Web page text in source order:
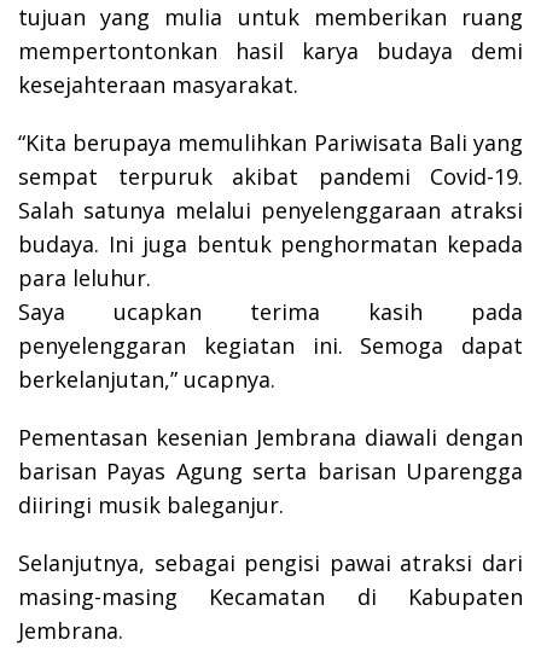
tujuan yang mulia untuk memberikan ruang
mempertontonkan hasil karya budaya demi
kesejahteraan masyarakat.
“Kita berupaya memulihkan Pariwisata Bali yang
sempat terpuruk akibat pandemi Covid-19.
Salah satunya melalui penyelenggaraan atraksi
budaya. Ini juga bentuk penghormatan kepada
para leluhur.
Saya ucapkan terima kasih pada
penyelenggaran kegiatan ini. Semoga dapat
berkelanjutan,” ucapnya.
Pementasan kesenian Jembrana diawali dengan
barisan Payas Agung serta barisan Uparengga
diiringi musik baleganjur.
Selanjutnya, sebagai pengisi pawai atraksi dari
masing-masing Kecamatan di Kabupaten
Jembrana.